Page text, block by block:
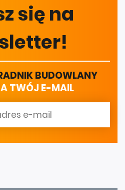
się na
BUDOWLANY
TWÓJ E-MAIL